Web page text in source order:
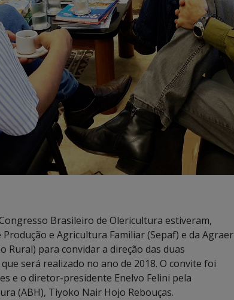
Brasileiro de Olericultura estiveram,
e Agricultura Familiar (Sepaf) e da Agraer
Rural) para convidar a direção das duas
será realizado no ano de 2018. O convite foi
e o diretor-presidente Enelvo Felini pela
(ABH), Tiyoko Nair Hojo Rebouças.